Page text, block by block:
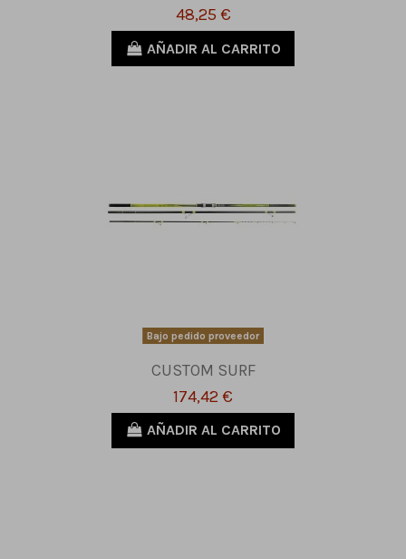
48,25 €
AÑADIR AL CARRITO
Bajo pedido proveedor
CUSTOM SURF
174,42 €
AÑADIR AL CARRITO